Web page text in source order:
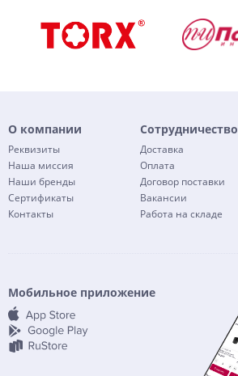
О компании
Реквизиты
Наша миссия
Наши бренды
Сертификаты
Контакты
Сотрудничество
Доставка
Оплата
Договор поставки
Вакансии
Работа на складе
Мобильное приложение